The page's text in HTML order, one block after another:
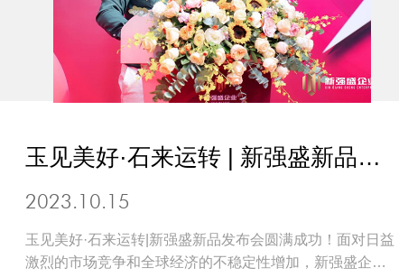
玉见美好·石来运转 | 新强盛新品发
布会圆满成功！
2023.10.15
玉见美好·石来运转|新强盛新品发布会圆满成功！面对日益
激烈的市场竞争和全球经济的不稳定性增加，新强盛企业